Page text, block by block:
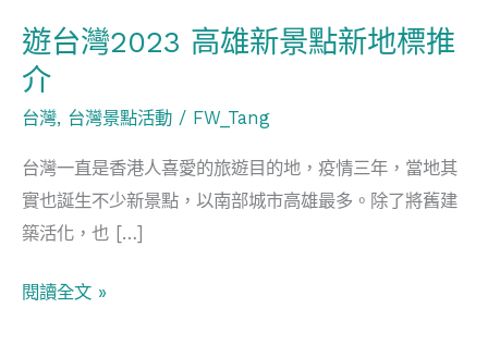
遊台灣2023 高雄新景點新地標推
介
台灣, 台灣景點活動 / FW_Tang
台灣一直是香港人喜愛的旅遊目的地，疫情三年，當地其
實也誕生不少新景點，以南部城市高雄最多。除了將舊建
築活化，也 […]
點
新
地
標
推
介
閱讀全文 »